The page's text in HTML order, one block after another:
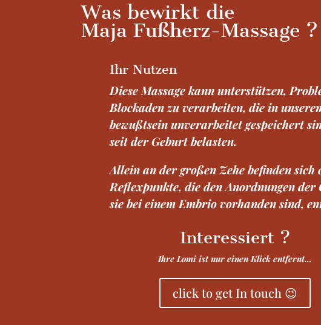
Was bewirkt die
Maja Fußherz-Massage ?
Ihr Nutzen
Diese Massage kann unterstützen,
Blockaden zu verarbeiten, die in
bewußtsein unverarbeitet gespeichert
seit der Geburt belasten.
Allein an der großen Zehe befinden sich
Reflexpunkte, die den Anordnungen der
sie bei einem Embrio vorhanden sind,
Interessiert ?
Ihre Lomi ist nur einen Klick entfernt…
click to get In touch 😉